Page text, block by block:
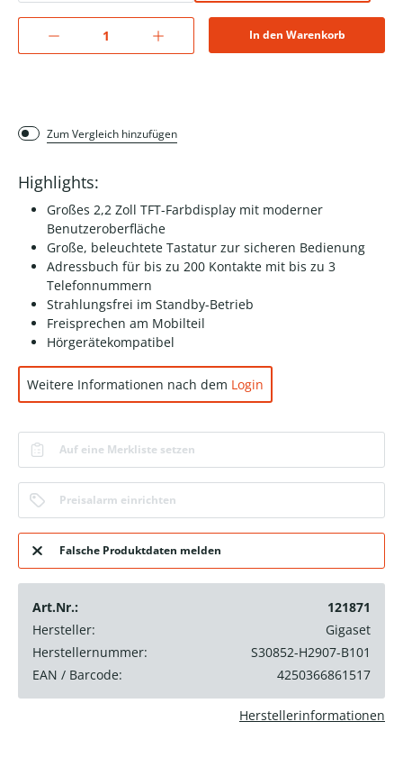
In den Warenkorb
Zum Vergleich hinzufügen
Highlights:
Großes 2,2 Zoll TFT-Farbdisplay mit moderner
Benutzeroberfläche
Große, beleuchtete Tastatur zur sicheren Bedienung
Adressbuch für bis zu 200 Kontakte mit bis zu 3
Telefonnummern
Strahlungsfrei im Standby-Betrieb
Freisprechen am Mobilteil
Hörgerätekompatibel
Weitere Informationen nach dem Login
Auf eine Merkliste setzen
Preisalarm einrichten
Falsche Produktdaten melden
Art.Nr.:
121871
Hersteller:
Gigaset
Herstellernummer:
S30852-H2907-B101
EAN / Barcode:
4250366861517
Herstellerinformationen